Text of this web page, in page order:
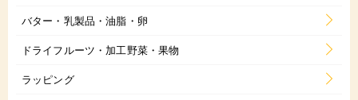
バター・乳製品・油脂・卵
ドライフルーツ・加工野菜・果物
ラッピング